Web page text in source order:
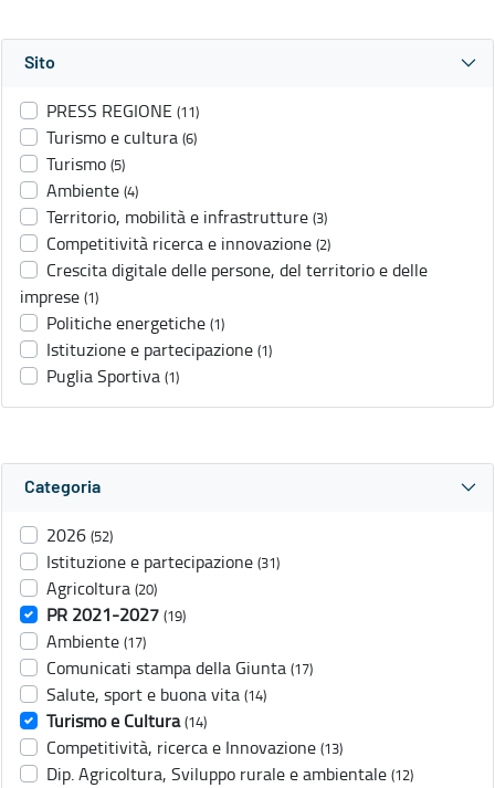
Sito
PRESS REGIONE (11)
Turismo e cultura (6)
Turismo (5)
Ambiente (4)
Territorio, mobilità e infrastrutture (3)
Competitività ricerca e innovazione (2)
Crescita digitale delle persone, del territorio e delle
imprese (1)
Politiche energetiche (1)
Istituzione e partecipazione (1)
Puglia Sportiva (1)
Categoria
2026 (52)
Istituzione e partecipazione (31)
Agricoltura (20)
PR 2021-2027 (19)
Ambiente (17)
Comunicati stampa della Giunta (17)
Salute, sport e buona vita (14)
Turismo e Cultura (14)
Competitività, ricerca e Innovazione (13)
Dip. Agricoltura, Sviluppo rurale e ambientale (12)